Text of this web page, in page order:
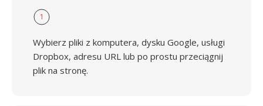
1
Wybierz pliki z komputera, dysku Google, usługi
Dropbox, adresu URL lub po prostu przeciągnij
plik na stronę.